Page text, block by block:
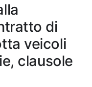
di
veicoli
clausole